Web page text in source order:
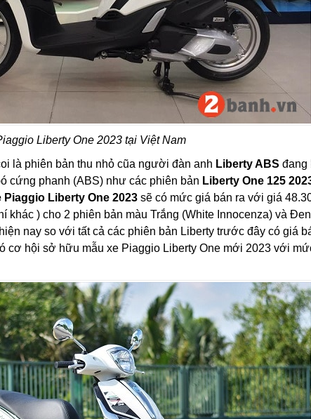
Liberty One 2023 tại Việt Nam
là phiên bản thu nhỏ cũa người đàn anh Liberty ABS đang
cứng phanh (ABS) như các phiên bản Liberty One 125
Piaggio Liberty One 2023 sẽ có mức giá bán ra với giá
khác ) cho 2 phiên bản màu Trắng (White Innocenza) và
nay so với tất cả các phiên bản Liberty trước đây có giá
cơ hội sở hữu mẫu xe Piaggio Liberty One mới 2023 với